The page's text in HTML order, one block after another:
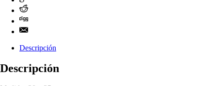
Descripción
Descripción